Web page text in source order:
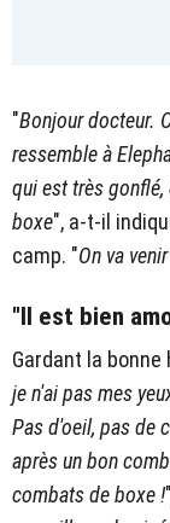
"Bonjour docteur.
ressemble à
qui est très
boxe", a-t-il
camp. "On va
"Il est bien
Gardant la bonne
je n'ai pas mes
Pas d'oeil, pas de
après un bon
combats de boxe !